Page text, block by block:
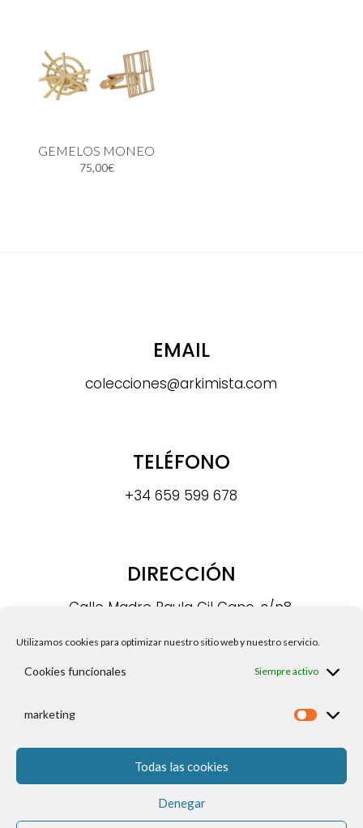
Utilizamos cookies para optimizar nuestro sitio web y nuestro servicio.
Cookies funcionales Siempre activo
marketing
Todas las cookies
Denegar
GEMELOS MONEO
75,00€
EMAIL
colecciones@arkimista.com
TELÉFONO
+34 659 599 678
DIRECCIÓN
Calle Madre Paula Gil Cano, s/n8,
Política de Privacidad
de Cookies
Términos y Condiciones de Contratación